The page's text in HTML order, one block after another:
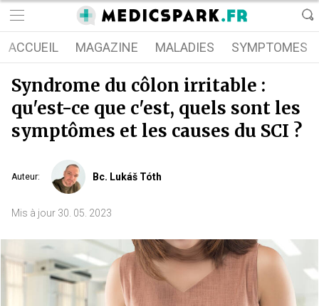
ACCUEIL MAGAZINE MALADIES SYMPTOMES
Syndrome du côlon irritable :
qu'est-ce que c'est, quels sont les
symptômes et les causes du SCI ?
Auteur: Bc. Lukáš Tóth
Mis à jour 30. 05. 2023